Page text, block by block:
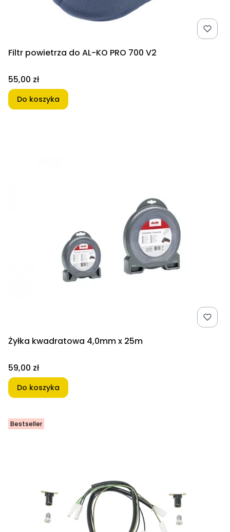
Filtr powietrza do AL-KO PRO 700 V2
Cena
55,00 zł
Do koszyka
Żyłka kwadratowa 4,0mm x 25m
Cena
59,00 zł
Do koszyka
Bestseller